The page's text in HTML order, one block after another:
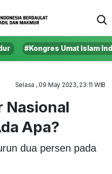
#Kongres Umat Islam
Selasa , 09 May 2023, 23:11 WIB
Nasional
Apa?
dua persen pada